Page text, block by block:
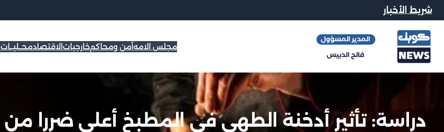
شريط الأخبار
مجلس الامهأمن ومحاكمخارجيات الاقتصادمحــليــات
دراسة: تأثير أدخنة الطهى فى المطبخ أعلى ضررا من